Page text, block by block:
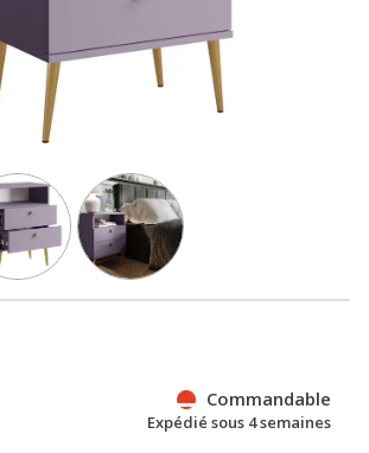
Commandable
Expédié sous 4 semaines